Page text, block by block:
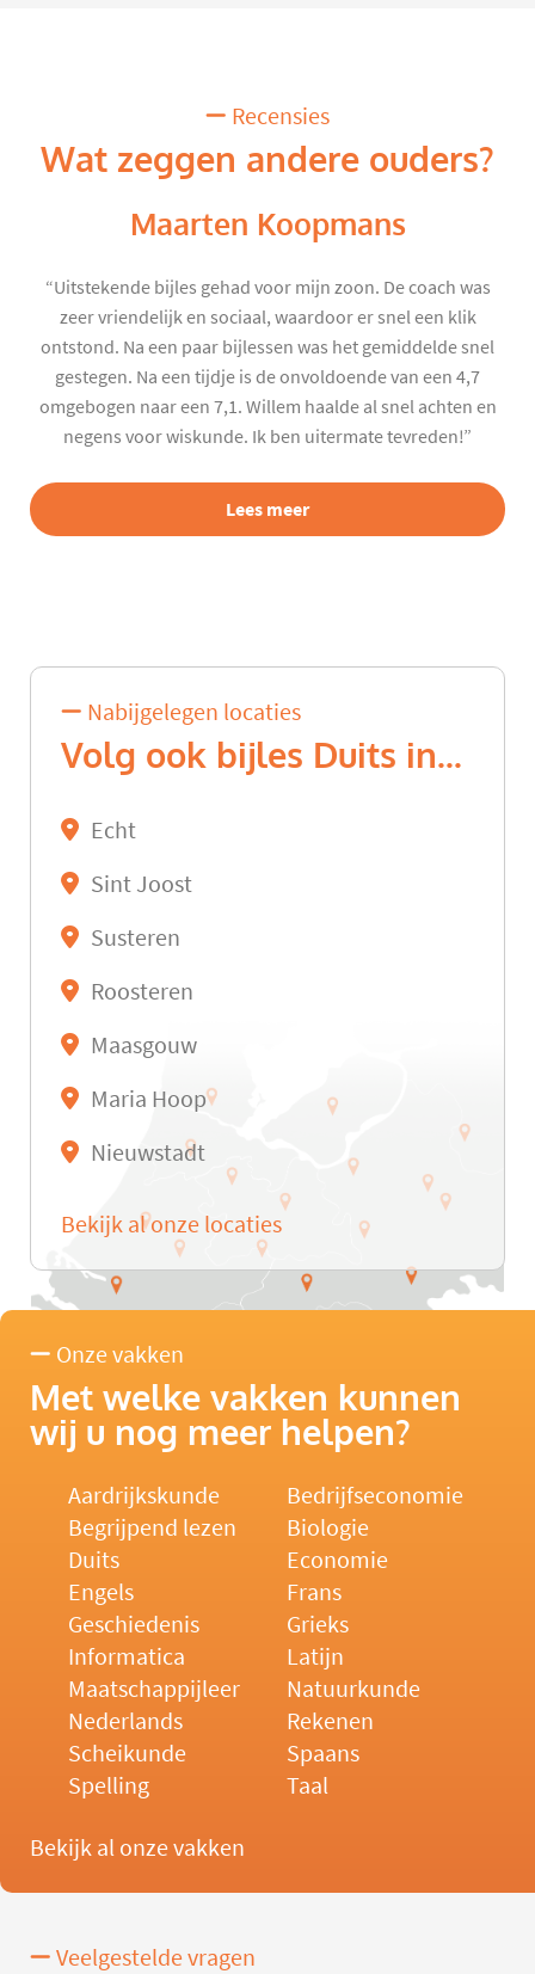
Recensies
Wat zeggen andere ouders?
Maarten Koopmans
“Uitstekende bijles gehad voor mijn zoon. De coach was
zeer vriendelijk en sociaal, waardoor er snel een klik
ontstond. Na een paar bijlessen was het gemiddelde snel
gestegen. Na een tijdje is de onvoldoende van een 4,7
omgebogen naar een 7,1. Willem haalde al snel achten en
negens voor wiskunde. Ik ben uitermate tevreden!”
Lees meer
Nabijgelegen locaties
Volg ook bijles Duits in...
Echt
Sint Joost
Susteren
Roosteren
Maasgouw
Maria Hoop
Nieuwstadt
Bekijk al onze locaties
Onze vakken
Met welke vakken kunnen
wij u nog meer helpen?
Aardrijkskunde
Bedrijfseconomie
Begrijpend lezen
Biologie
Duits
Economie
Engels
Frans
Geschiedenis
Grieks
Informatica
Latijn
Maatschappijleer
Natuurkunde
Nederlands
Rekenen
Scheikunde
Spaans
Spelling
Taal
Bekijk al onze vakken
Veelgestelde vragen